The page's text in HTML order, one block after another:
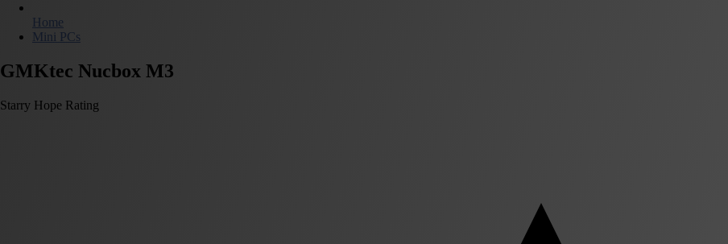
Home
Mini PCs
GMKtec Nucbox M3
Starry Hope Rating